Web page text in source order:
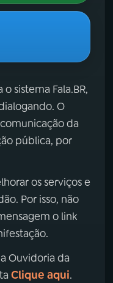
sistema Fala.BR,
O
da
pública, por
os serviços e
Por isso, não
o link
Ouvidoria da
Clique aqui.